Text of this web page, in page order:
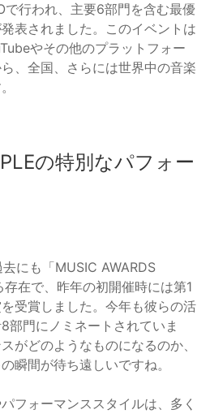
で行われ、主要6部門を含む最優
表されました。このイベントは
やその他のプラットフォー
、全国、さらには世界中の音楽
の特別なパフォー
にも「MUSIC AWARDS
在で、昨年の初開催時には第1
受賞しました。今年も彼らの活
部門にノミネートされていま
がどのようなものになるのか、
瞬間が待ち遠しいですね。
フォーマンススタイルは、多く